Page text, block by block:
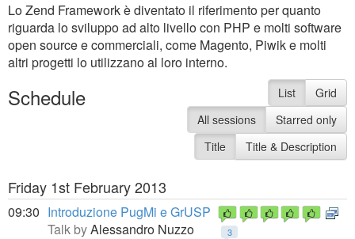
Lo Zend Framework è diventato il riferimento per quanto
riguarda lo sviluppo ad alto livello con PHP e molti software
open source e commerciali, come Magento, Piwik e molti
altri progetti lo utilizzano al loro interno.
Schedule List
Grid
All sessions
Starred only
Title
Title & Description
Friday 1st February 2013
09:30
3
Introduzione PugMi e GrUSP
Talk byAlessandro Nuzzo